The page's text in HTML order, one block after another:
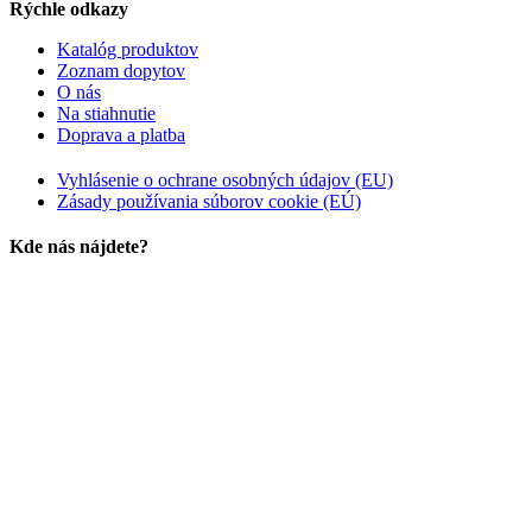
Rýchle odkazy
Katalóg produktov
Zoznam dopytov
O nás
Na stiahnutie
Doprava a platba
Vyhlásenie o ochrane osobných údajov (EU)
Zásady používania súborov cookie (EÚ)
Kde nás nájdete?